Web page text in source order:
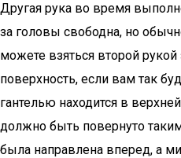
Другая рука во время
за головы свободна, но
можете взяться второй
поверхность, если вам так
гантелью находится в
должно быть повернуто
была направлена вперед, а